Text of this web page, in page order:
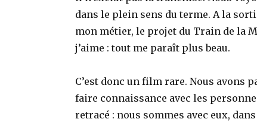
dans le plein sens du terme. A la
mon métier, le projet du Train de la
j’aime : tout me paraît plus beau.
C’est donc un film rare. Nous avons
faire connaissance avec les
retracé : nous sommes avec eux,